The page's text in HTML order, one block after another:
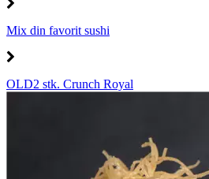
Mix din favorit sushi
OLD2 stk. Crunch Royal